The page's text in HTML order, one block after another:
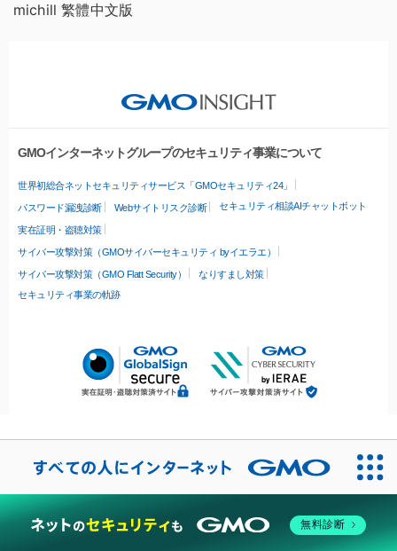
michill 繁體中文版
GMOインターネットグループのセキュリティ事業について
世界初総合ネットセキュリティサービス「GMOセキュリティ24」
パスワード漏洩診断 Webサイトリスク診断 セキュリティ相談AIチャットボット
実在証明・盗聴対策
サイバー攻撃対策（GMOサイバーセキュリティ byイエラエ）
サイバー攻撃対策（GMO Flatt Security）
なりすまし対策
セキュリティ事業の軌跡
無料診断